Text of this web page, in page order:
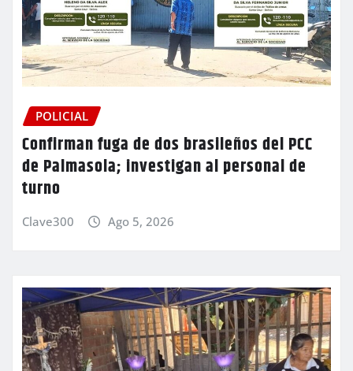
POLICIAL
Confirman fuga de dos brasileños del PCC
de Palmasola; investigan al personal de
turno
Clave300 Ago 5, 2026